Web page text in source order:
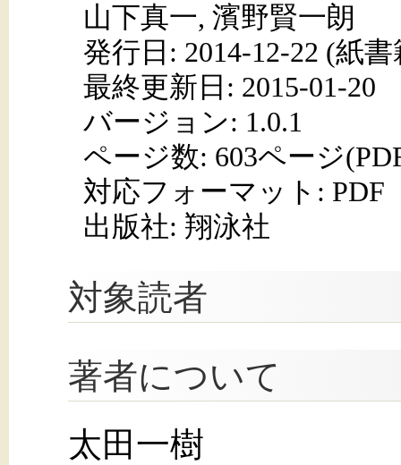
山下真一, 濱野賢一朗
発行日: 2014-12-22 (紙書
最終更新日: 2015-01-20
バージョン: 1.0.1
ページ数: 603ページ
対応フォーマット: PDF
出版社: 翔泳社
対象読者
著者について
太田一樹